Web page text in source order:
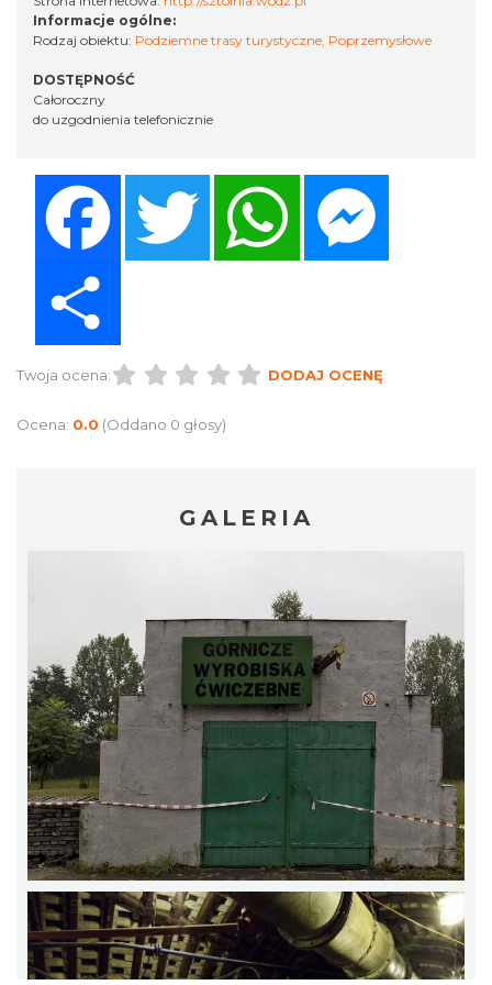
Informacje ogólne:
Rodzaj obiektu: Podziemne trasy turystyczne, Poprzemysłowe
DOSTĘPNOŚĆ
Całoroczny
do uzgodnienia telefonicznie
Twitter WhatsApp
Twoja ocena: DODAJ OCENĘ
Ocena: 0.0 (Oddano 0 głosy)
GALERIA